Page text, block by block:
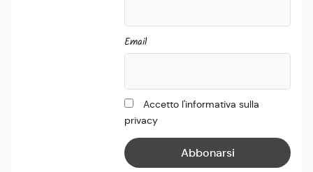
Email
Accetto l'informativa sulla
privacy